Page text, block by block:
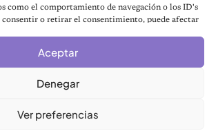
como el comportamiento de navegación o los ID's
consentir o retirar el consentimiento, puede afectar
Aceptar
Denegar
Ver preferencias